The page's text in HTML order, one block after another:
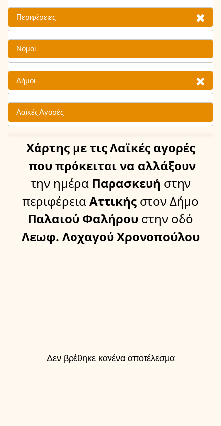
Περιφέρειες
Νομοί
Δήμοι
Λαϊκές Αγορές
Χάρτης με τις Λαϊκές αγορές
που πρόκειται να αλλάξουν
την ημέραΠαρασκευή στην
περιφέρειαΑττικής στον Δήμο
Παλαιού Φαλήρου στην οδό
Λεωφ. Λοχαγού Χρονοπούλου
Δεν βρέθηκε κανένα αποτέλεσμα